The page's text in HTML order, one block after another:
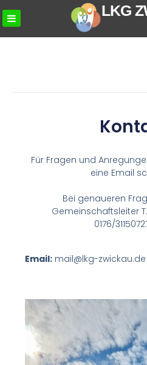
LKG
Für Fragen und
eine Email
Bei genaueren
Gemeinschaftsleiter
0176/
Email: mail@lkg-zwickau.de